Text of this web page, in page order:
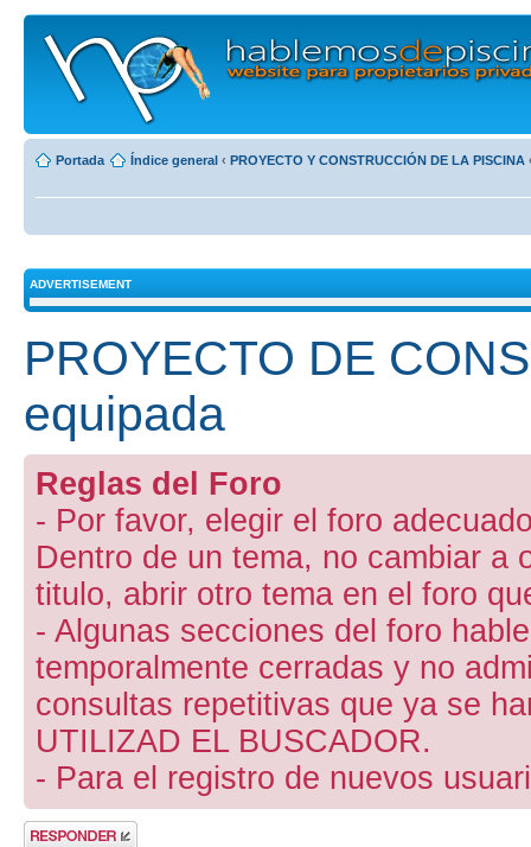
Portada Índice general ‹ PROYECTO Y CONSTRUCCIÓN DE LA PISCINA
ADVERTISEMENT
PROYECTO DE
equipada
Reglas del Foro
- Por favor, elegir el foro
Dentro de un tema, no cambiar a
titulo, abrir otro tema en el foro
- Algunas secciones del foro
temporalmente cerradas y no
consultas repetitivas que ya se
UTILIZAD EL BUSCADOR.
- Para el registro de nuevos
Publicar una
respuesta